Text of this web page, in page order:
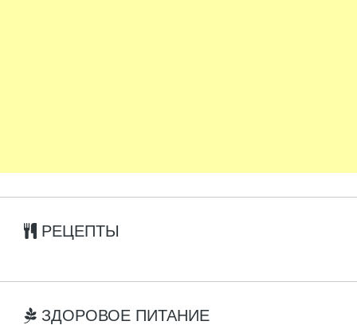
РЕЦЕПТЫ
ЗДОРОВОЕ ПИТАНИЕ